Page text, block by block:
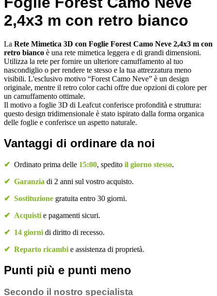
2,4x3 m con retro bianco
La Rete Mimetica 3D con Foglie Forest Camo Neve 2,4x3 m con
retro bianco è una rete mimetica leggera e di grandi dimensioni.
Utilizza la rete per fornire un ulteriore camuffamento al tuo
nascondiglio o per rendere te stesso e la tua attrezzatura meno
visibili. L'esclusivo motivo “Forest Camo Neve” è un design
originale, mentre il retro color cachi offre due opzioni di colore per
un camuffamento ottimale.
Il motivo a foglie 3D di Leafcut conferisce profondità e struttura:
questo design tridimensionale è stato ispirato dalla forma organica
delle foglie e conferisce un aspetto naturale.
Vantaggi di ordinare da noi
✔ Ordinato prima delle 15:00, spedito il giorno stesso.
✔ Garanzia di 2 anni sul vostro acquisto.
✔ Sostituzione gratuita entro 30 giorni.
✔ Acquisti e pagamenti sicuri.
✔ 14 giorni di diritto di recesso.
✔ Reparto ricambi e assistenza di proprietà.
Punti più e punti meno
Secondo il nostro specialista